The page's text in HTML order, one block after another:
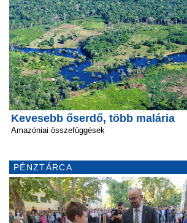
Kevesebb őserdő, több malária
Amazóniai összefüggések
PÉNZTÁRCA